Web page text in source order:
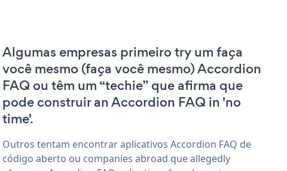
Algumas empresas primeiro try um faça
você mesmo (faça você mesmo) Accordion
FAQ ou têm um “techie” que afirma que
pode construir an Accordion FAQ in 'no
time'.
Outros tentam encontrar aplicativos Accordion FAQ de
código aberto ou companies abroad que allegedly